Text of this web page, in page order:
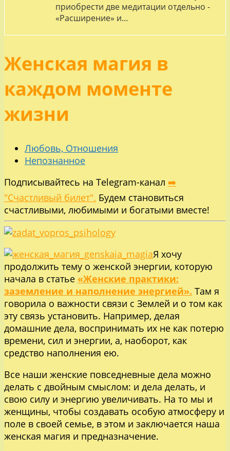
приобрести две медитации отдельно -
«Расширение» и…
Женская магия в
каждом моменте
жизни
Любовь, Отношения
Непознанное
Подписывайтесь на Telegram-канал ➡️
"Счастливый билет". Будем становиться
счастливыми, любимыми и богатыми вместе!
Я хочу
продолжить тему о женской энергии, которую
начала в статье «Женские практики:
заземление и наполнение энергией». Там я
говорила о важности связи с Землей и о том как
эту связь установить. Например, делая
домашние дела, воспринимать их не как потерю
времени, сил и энергии, а, наоборот, как
средство наполнения ею.
Все наши женские повседневные дела можно
делать с двойным смыслом: и дела делать, и
свою силу и энергию увеличивать. На то мы и
женщины, чтобы создавать особую атмосферу и
поле в своей семье, в этом и заключается наша
женская магия и предназначение.